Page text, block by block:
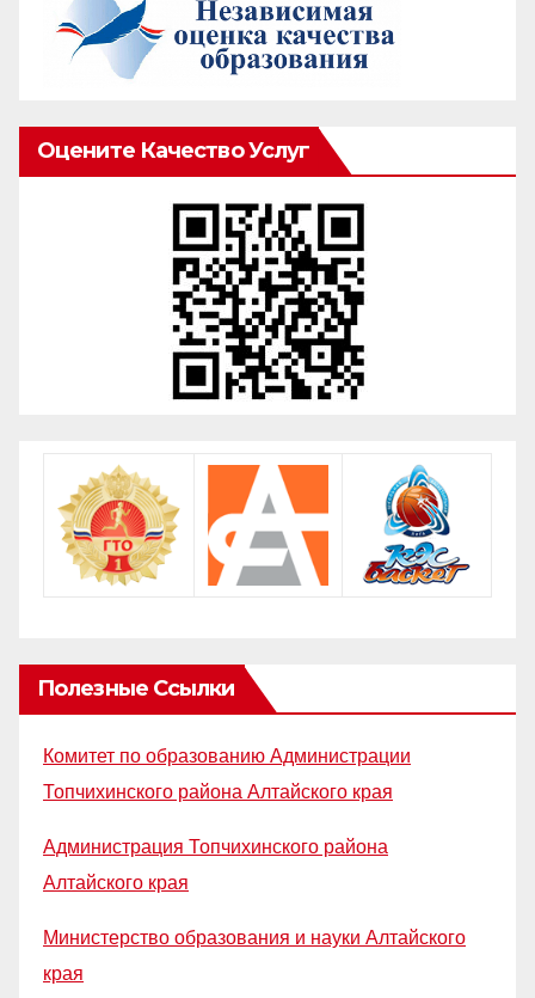
Оцените Качество Услуг
Полезные Ссылки
Комитет по образованию Администрации
Топчихинского района Алтайского края
Администрация Топчихинского района
Алтайского края
Министерство образования и науки Алтайского
края